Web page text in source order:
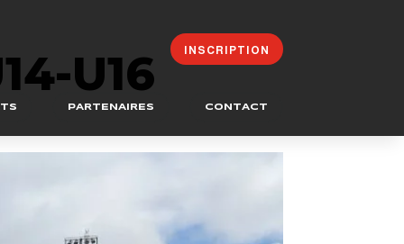
INSCRIPTION
PARTENAIRES CONTACT
U16